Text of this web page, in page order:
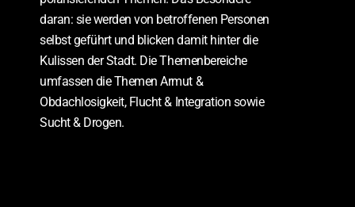
daran: sie werden von betroffenen Personen
selbst geführt und blicken damit hinter die
Kulissen der Stadt. Die Themenbereiche
umfassen die Themen Armut &
Obdachlosigkeit, Flucht & Integration sowie
Sucht & Drogen.